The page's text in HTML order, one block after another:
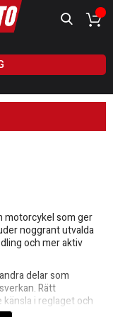
motorcykel som ger
noggrant utvalda
och mer aktiv
delar som
Rätt
i reglaget och